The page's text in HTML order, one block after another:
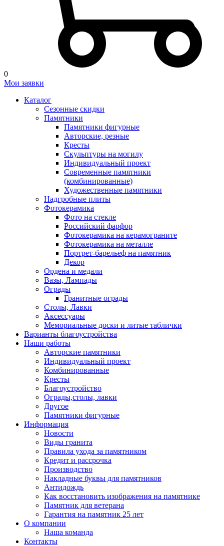
0
Мои заявки
Каталог
Сезонные скидки
Памятники
Памятники фигурные
Авторские, резные
Кресты
Скульптуры на могилу
Индивидуальный проект
Современные памятники
(комбинированные)
Художественные памятники
Надгробные плиты
Фотокерамика
Фото на стекле
Российский фарфор
Фотокерамика на керамограните
Фотокерамика на металле
Портрет-барельеф на памятник
Декор
Ордена и медали
Вазы, Лампады
Ограды
Гранитные ограды
Столы, Лавки
Аксессуары
Мемориальные доски и литые таблички
Варианты благоустройства
Наши работы
Авторские памятники
Индивидуальный проект
Комбинированные
Кресты
Благоустройство
Ограды,столы, лавки
Другое
Памятники фигурные
Информация
Новости
Виды гранита
Правила ухода за памятником
Кредит и рассрочка
Производство
Накладные буквы для памятников
Антидождь
Как восстановить изображения на памятнике
Памятник для ветерана
Гарантия на памятник 25 лет
О компании
Наша команда
Контакты